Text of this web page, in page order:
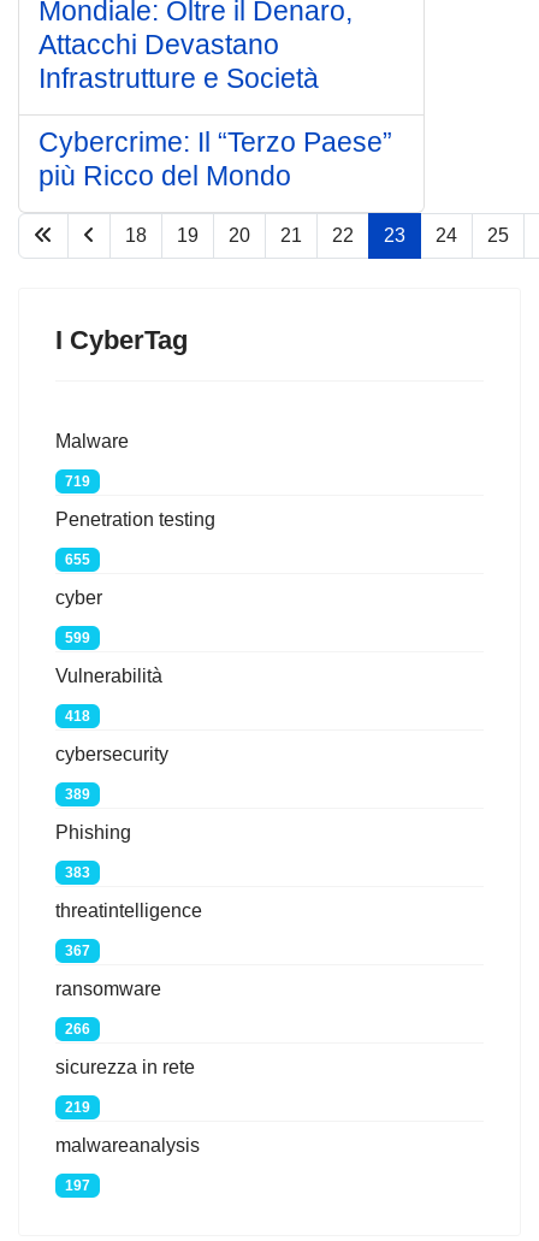
Mondiale: Oltre il Denaro,
Attacchi Devastano
Infrastrutture e Società
Cybercrime: Il “Terzo Paese”
più Ricco del Mondo
Pagina 23 di 67
18 19 20 21 22 23 24 25
I CyberTag
Malware
719
Penetration testing
655
cyber
599
Vulnerabilità
418
cybersecurity
389
Phishing
383
threatintelligence
367
ransomware
266
sicurezza in rete
219
malwareanalysis
197